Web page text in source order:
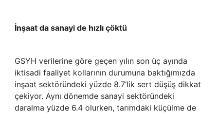
İnşaat da sanayi de hızlı çöktü
GSYH verilerine göre geçen yılın son üç ayında
iktisadi faaliyet kollarının durumuna baktığımızda
inşaat sektöründeki yüzde 8.7’lik sert düşüş dikkat
çekiyor. Aynı dönemde sanayi sektöründeki
daralma yüzde 6.4 olurken, tarımdaki küçülme de